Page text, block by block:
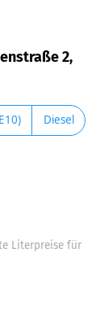
2,
Diesel
Literpreise für